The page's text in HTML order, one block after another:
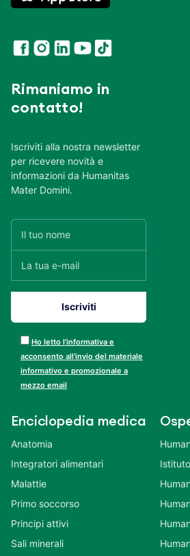
Rimaniamo in
contatto!
Iscriviti alla nostra newsletter
per ricevere novità e
informazioni da Humanitas
Mater Domini.
Ho letto l’informativa e
acconsento all’invio del materiale
informativo e promozionale a
mezzo email
Enciclopedia medica
Anatomia
Integratori alimentari
Malattie
Primo soccorso
Principi attivi
Sali minerali